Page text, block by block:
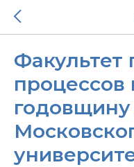
Факультет
процессов